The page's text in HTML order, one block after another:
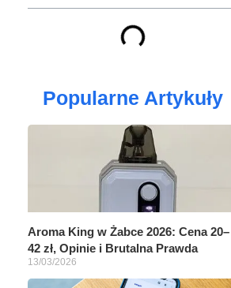
Popularne Artykuły
Aroma King w Żabce 2026: Cena 20–
42 zł, Opinie i Brutalna Prawda
13/03/2026